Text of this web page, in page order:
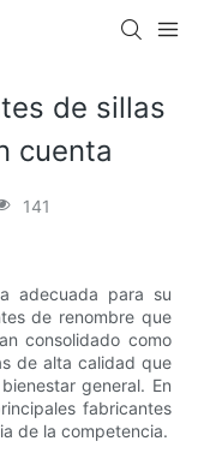
de sillas
cuenta
141
adecuada para su
de renombre que
consolidado como
de alta calidad que
general. En
fabricantes
de la competencia.